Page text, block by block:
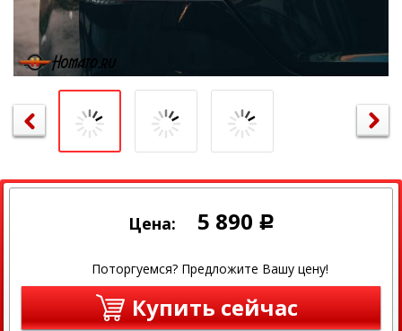
Цена: 5 890 Р
Поторгуемся? Предложите Вашу цену!
Купить сейчас